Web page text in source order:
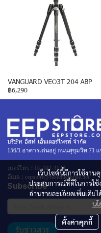
VANGUARD VEO3T 204 ABP
฿6,290
เว็บไซต์นี้มีการใช้งา
ประสบการณ์ที่ดีในการใช้
อ่านรายละเอียดเพิ่มเติมไ
น
ตั้งค่าคุกกี้
บริษัท อิสท์ เอ็นเตอร์ไพรส์ จำกัด
156/1 อาคารเด่นอยู่ ถนนสุขุมวิท 71
เบอร์โทร : 02-392-3130
อีเมล : eepstore@eastenterprise.net
Subscribe
รับข่าวสาร